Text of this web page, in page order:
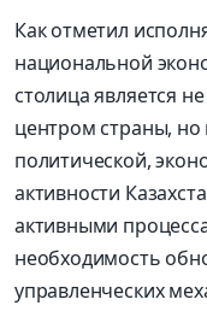
Как отметил
национальной
столица является
центром страны,
политической,
активности
активными
необходимость
управленческих